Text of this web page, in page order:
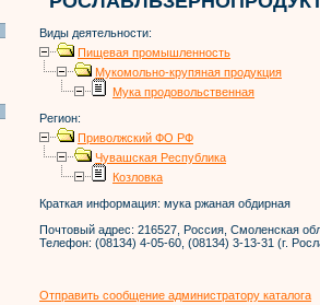
Виды деятельности:
Пищевая промышленность
Мукомольно-крупяная продукция
Мука продовольственная
Регион:
Приволжский ФО РФ
Чувашская Республика
Козловка
Краткая информация: мука ржаная обдирная
Почтовый адрес: 216527, Россия, Смоленская
Телефон: (08134) 4-05-60, (08134) 3-13-31 (г.
Отправить сообщение администратору каталога